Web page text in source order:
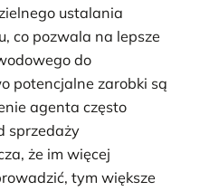
ustalania
co pozwala na lepsze
do
potencjalne zarobki są
agenta często
sprzedaży
że im więcej
tym większe